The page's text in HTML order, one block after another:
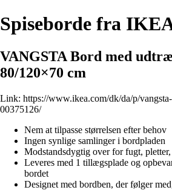
Spiseborde fra
VANGSTA Bord med
80/120×70 cm
Link: https://www.ikea.com/dk/da/p/
00375126/
Nem at tilpasse størrelsen efter behov
Ingen synlige samlinger i bordpladen
Modstandsdygtig over for fugt,
Leveres med 1 tillægsplade og
bordet
Designet med bordben, der følger